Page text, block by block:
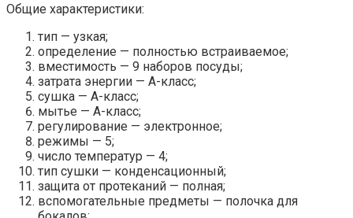
Общие характеристики:
тип — узкая;
определение — полностью встраиваемое;
вместимость — 9 наборов посуды;
затрата энергии — А-класс;
сушка — А-класс;
мытье — А-класс;
регулирование — электронное;
режимы — 5;
число температур — 4;
тип сушки — конденсационный;
защита от протеканий — полная;
вспомогательные предметы — полочка для